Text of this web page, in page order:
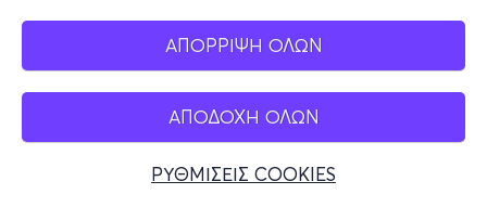
ΑΠΟΡΡΙΨΗ ΟΛΩΝ
ΑΠΟΔΟΧΗ ΟΛΩΝ
ΡΥΘΜΙΣΕΙΣ COOKIES